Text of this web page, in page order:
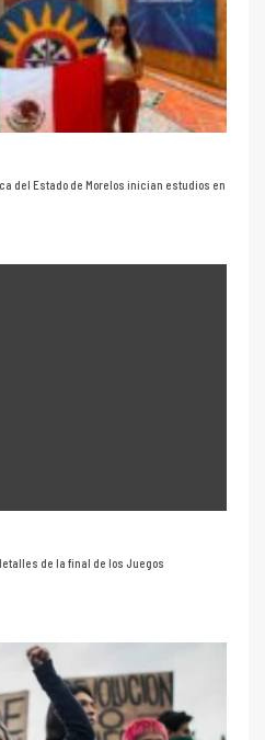
del Estado de Morelos inician estudios en
de la final de los Juegos